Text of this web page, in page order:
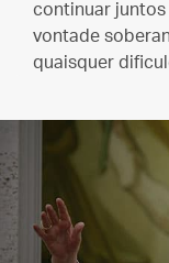
continuar
vontade
quaisquer